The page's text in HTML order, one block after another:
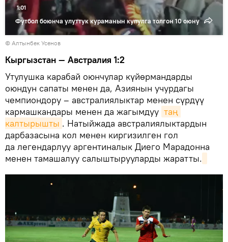
Футбол боюнча улуттук кураманын купулга толгон 10 оюну
1:01
© Алтынбек Усенов
Кыргызстан — Австралия 1:2
Утулушка карабай оюнчулар күйөрмандарды
оюндун сапаты менен да, Азиянын учурдагы
чемпиондору – австралиялыктар менен сүрдүү
кармашкандары менен да жагымдуу таң
калтырышты . Натыйжада австралиялыктардын
дарбазасына кол менен киргизилген гол
да легендарлуу аргентиналык Диего Марадонна
менен тамашалуу салыштырууларды жаратты.